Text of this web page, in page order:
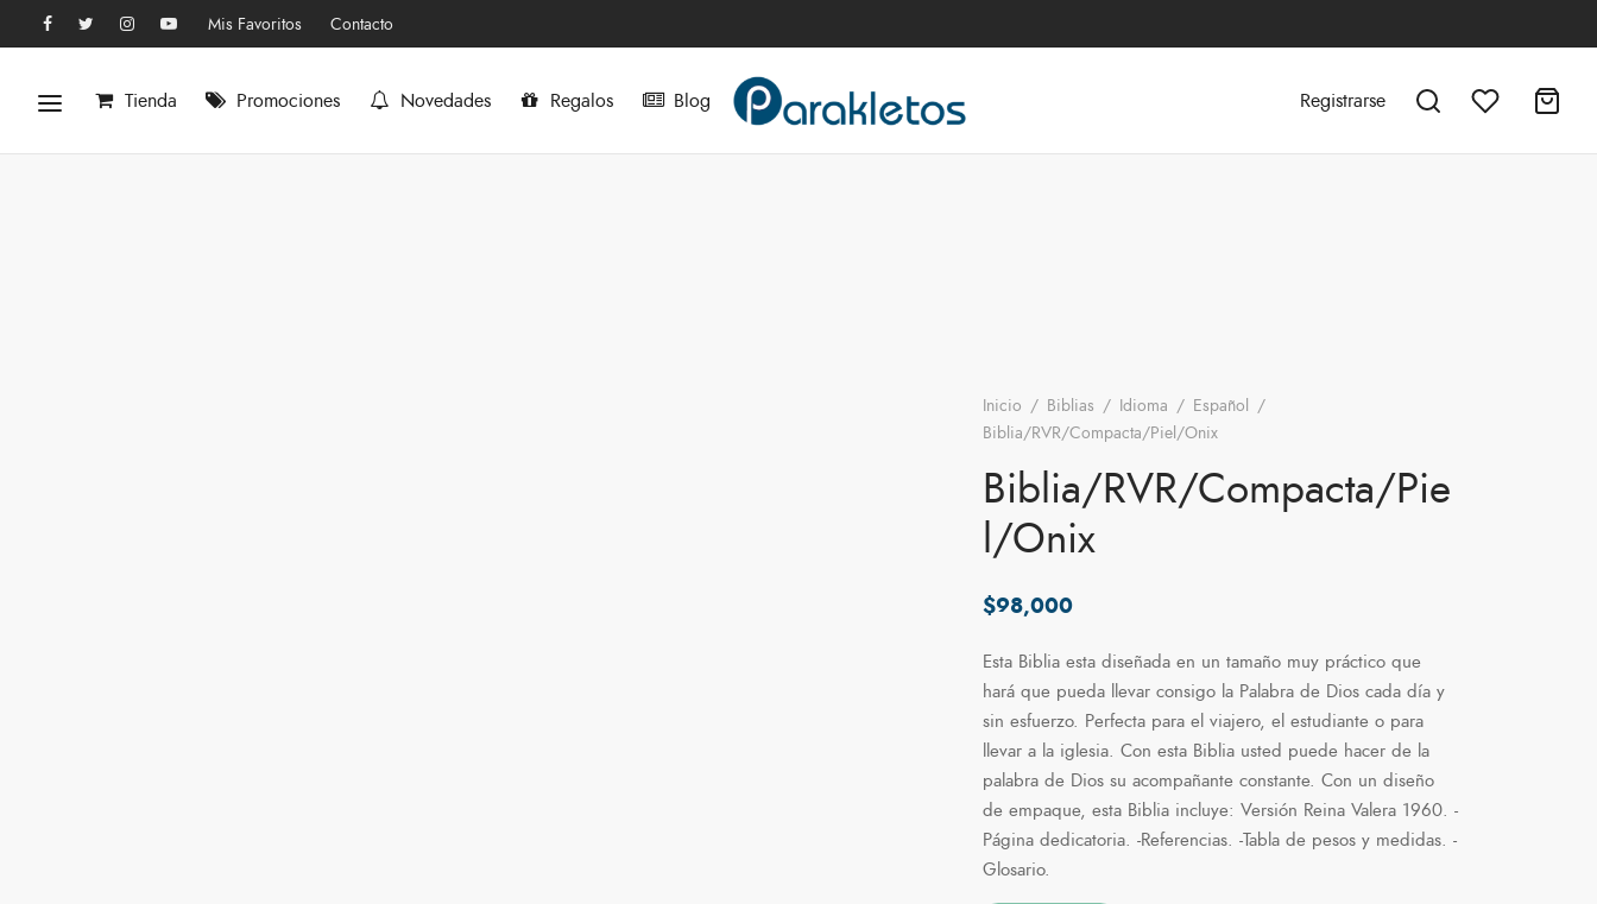
Mis Favoritos Contacto
Tienda Promociones Novedades Regalos Blog Registrarse
Inicio / Biblias / Idioma / Español /
Biblia/RVR/Compacta/Piel/Onix
Biblia/RVR/Compacta/Pie
l/Onix
$98,000
Esta Biblia esta diseñada en un tamaño muy práctico que
hará que pueda llevar consigo la Palabra de Dios cada día y
sin esfuerzo. Perfecta para el viajero, el estudiante o para
llevar a la iglesia. Con esta Biblia usted puede hacer de la
palabra de Dios su acompañante constante. Con un diseño
de empaque, esta Biblia incluye: Versión Reina Valera 1960. -
Página dedicatoria. -Referencias. -Tabla de pesos y medidas. -
Glosario.